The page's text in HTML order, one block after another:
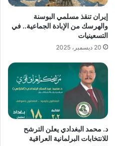
إيران تنقذ مسلمي البوسنة
والهرسك من الإبادة الجماعية.. في
التسعينيات
20 ديسمبر، 2025
د. محمد البغدادي يعلن الترشح
للانتخابات البرلمانية العراقية